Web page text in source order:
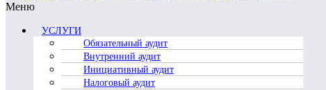
Меню
УСЛУГИ
Обязательный аудит
Внутренний аудит
Инициативный аудит
Налоговый аудит